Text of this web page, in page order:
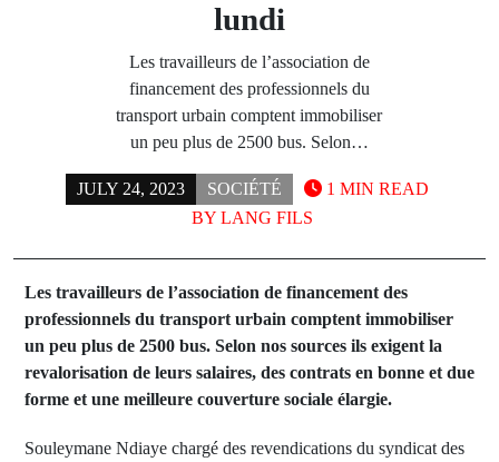
lundi
Les travailleurs de l’association de
financement des professionnels du
transport urbain comptent immobiliser
un peu plus de 2500 bus. Selon…
JULY 24, 2023
SOCIÉTÉ
BY LANG FILS
1 MIN READ
Les travailleurs de l’association de financement des
professionnels du transport urbain comptent immobiliser
un peu plus de 2500 bus. Selon nos sources ils exigent la
revalorisation de leurs salaires, des contrats en bonne et due
forme et une meilleure couverture sociale élargie.
Souleymane Ndiaye chargé des revendications du syndicat des